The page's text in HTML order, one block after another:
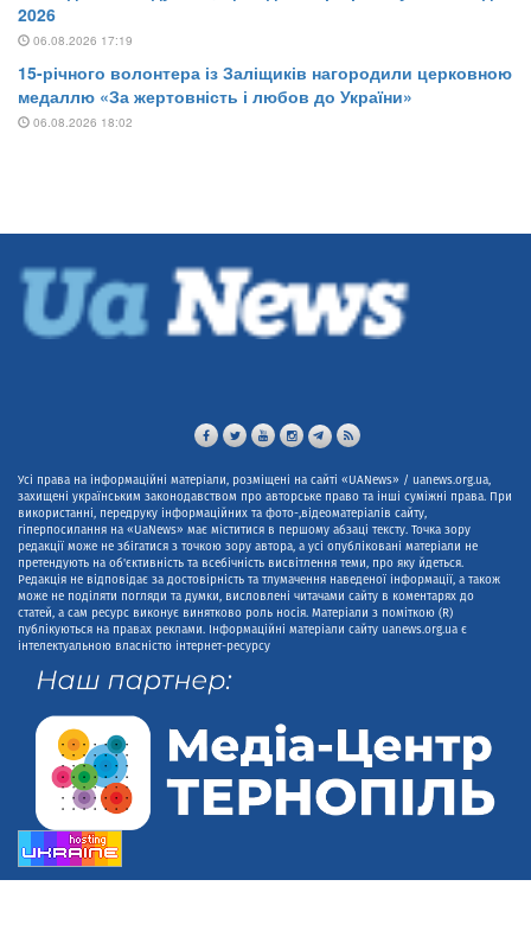
Усі права на інформаційні матеріали, розміщені на сайті «UANews» / uanews.org.ua,
захищені українським законодавством про авторське право та інші суміжні права. При
використанні, передруку інформаційних та фото-,відеоматеріалів сайту,
гіперпосилання на «UaNews» має міститися в першому абзаці тексту. Точка зору
редакції може не збігатися з точкою зору автора, а усі опубліковані матеріали не
претендують на об'єктивність та всебічність висвітлення теми, про яку йдеться.
Редакція не відповідає за достовірність та тлумачення наведеної інформації, а також
може не поділяти погляди та думки, висловлені читачами сайту в коментарях до
статей, а сам ресурс виконує винятково роль носія. Матеріали з поміткою (R)
публікуються на правах реклами. Інформаційні матеріали сайту uanews.org.ua є
інтелектуальною власністю інтернет-ресурсу